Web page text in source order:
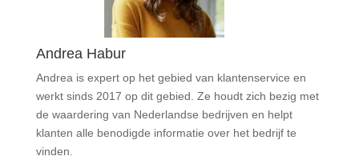
Andrea Habur
Andrea is expert op het gebied van klantenservice en
werkt sinds 2017 op dit gebied. Ze houdt zich bezig met
de waardering van Nederlandse bedrijven en helpt
klanten alle benodigde informatie over het bedrijf te
vinden.